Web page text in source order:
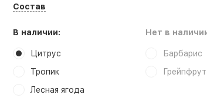
Состав
В наличии:
Цитрус
Тропик
Лесная ягода
Нет в
Барбарис
Грейпфрут